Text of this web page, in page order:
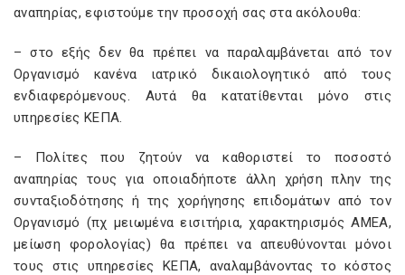
αναπηρίας, εφιστούμε την προσοχή σας στα ακόλουθα:
– στο εξής δεν θα πρέπει να παραλαμβάνεται από τον
Οργανισμό κανένα ιατρικό δικαιολογητικό από τους
ενδιαφερόμενους. Αυτά θα κατατίθενται μόνο στις
υπηρεσίες ΚΕΠΑ.
– Πολίτες που ζητούν να καθοριστεί το ποσοστό
αναπηρίας τους για οποιαδήποτε άλλη χρήση πλην της
συνταξιοδότησης ή της χορήγησης επιδομάτων από τον
Οργανισμό (πχ μειωμένα εισιτήρια, χαρακτηρισμός ΑΜΕΑ,
μείωση φορολογίας) θα πρέπει να απευθύνονται μόνοι
τους στις υπηρεσίες ΚΕΠΑ, αναλαμβάνοντας το κόστος